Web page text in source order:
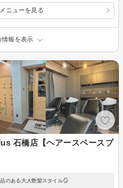
ニューを見る
情報を表示
石橋店【ヘアースペースブ
のある大人艶髪スタイル🪞